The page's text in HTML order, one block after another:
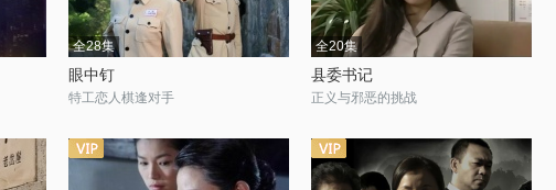
全28集
眼中钉
特工恋人棋逢对手
全20集
县委书记
正义与邪恶的挑战